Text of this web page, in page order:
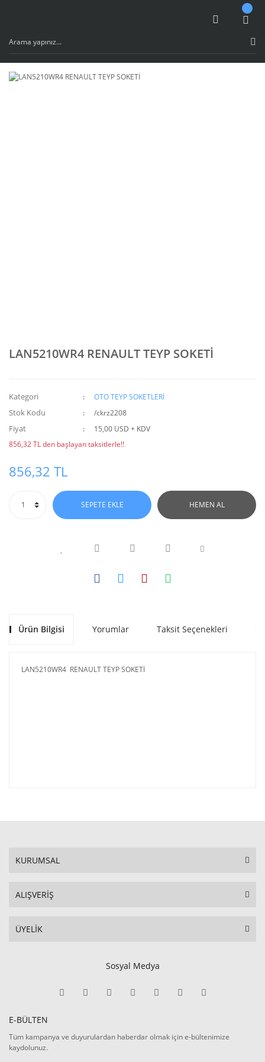
LAN5210WR4 RENAULT TEYP SOKETİ
Kategori OTO TEYP SOKETLERİ
Stok Kodu /ckrz2208
Fiyat
15,00 USD + KDV
856,32 TL den başlayan taksitlerle!!
856,32 TL
SEPETE EKLE HEMEN AL
Ürün Bilgisi Yorumlar Taksit Seçenekleri
LAN5210WR4 RENAULT TEYP SOKETİ
KURUMSAL
ALIŞVERİŞ
ÜYELİK
Sosyal Medya
E-BÜLTEN
Tüm kampanya ve duyurulardan haberdar olmak için e-bültenimize
kaydolunuz.